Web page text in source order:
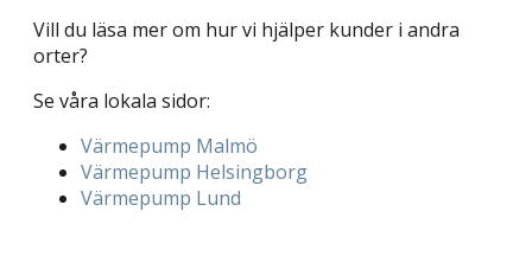
Vill du läsa mer om hur vi hjälper kunder i andra
orter?
Se våra lokala sidor:
Värmepump Malmö
Värmepump Helsingborg
Värmepump Lund